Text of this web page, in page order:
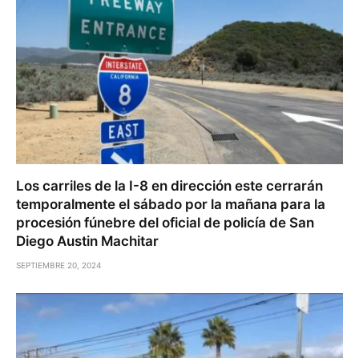
Los carriles de la I-8 en dirección este cerrarán
temporalmente el sábado por la mañana para la
procesión fúnebre del oficial de policía de San
Diego Austin Machitar
SEPTIEMBRE 20, 2024